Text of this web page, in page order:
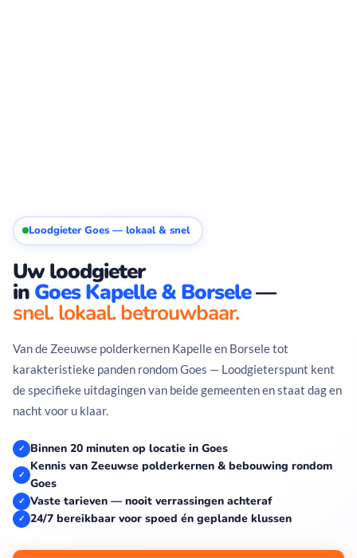
Loodgieter Goes — lokaal & snel
Uw loodgieter
in Goes Kapelle & Borsele—
snel. lokaal. betrouwbaar.
Van de Zeeuwse polderkernen Kapelle en Borsele tot
karakteristieke panden rondom Goes — Loodgieterspunt kent
de specifieke uitdagingen van beide gemeenten en staat dag en
nacht voor u klaar.
✓ Binnen 20 minuten op locatie in Goes
✓
Kennis van Zeeuwse polderkernen & bebouwing rondom
Goes
✓ Vaste tarieven — nooit verrassingen achteraf
✓ 24/7 bereikbaar voor spoed én geplande klussen